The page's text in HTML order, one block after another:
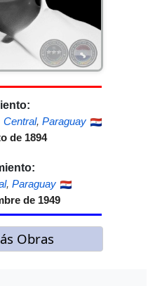
Central, Paraguay
de 1894
, Paraguay
de 1949
Obras